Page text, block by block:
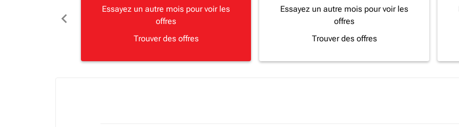
chevron_left
Essayez un autre mois pour voir les
offres
Trouver des offres
Essayez un autre mois pour voir les
offres
Trouver des offres
KGL–CAS: cmp-view-offers-disclaimer.
KGL–CAS: cmp-view-offers-
KGL–CAS: cmp-view-offers-
KGL–CAS: cmp-view-
KGL–CAS: cmp-view-
KGL–CAS: cmp-
KGL–CAS: